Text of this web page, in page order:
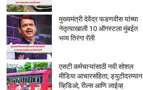
मुख्यमंत्री देवेंद्र फडणवीस यांच्या
नेतृत्वाखाली 10 ऑगस्टला मुंबईत
भव्य तिरंगा रॅली
एसटी कर्मचाऱ्यांसाठी नवी सोशल
मीडिया आचारसंहिता; ड्युटीदरम्यान
व्हिडिओ, रील्स आणि लाईव्ह